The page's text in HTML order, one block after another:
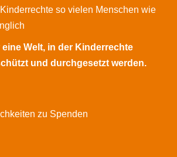
so vielen Menschen wie
Welt, in der Kinderrechte
und durchgesetzt werden.
zu Spenden